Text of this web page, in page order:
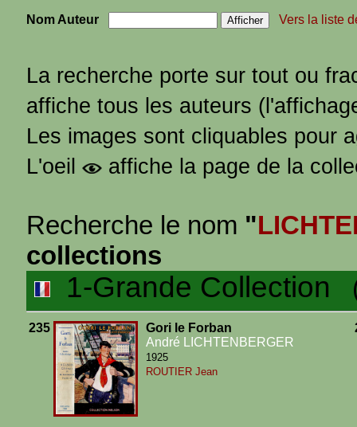
Nom Auteur Vers la liste
La recherche porte sur tout ou
affiche tous les auteurs
Les images sont cliquables pour
L'oeil
affiche la page de la
Recherche le nom "
collections
1-Grande Collection
235
Gori le Forban
André LICHTENBERGER
1925
ROUTIER Jean